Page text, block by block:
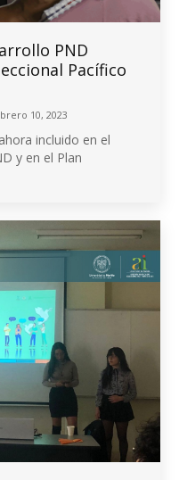
PND
Pacífico
10, 2023
incluido en el
y en el Plan